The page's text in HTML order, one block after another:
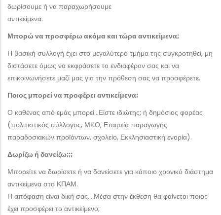
δωρίσουμε ή να παραχωρήσουμε
αντικείμενα.
Μπορώ να προσφέρω ακόμα και τώρα αντικείμενα;
Η βασική συλλογή έχει στο μεγαλύτερο τμήμα της συγκροτηθεί, μη
διστάσετε όμως να εκφράσετε το ενδιαφέρον σας και να
επικοινωνήσετε μαζί μας για την πρόθεση σας να προσφέρετε.
Ποιος μπορεί να προφέρει αντικείμενα;
Ο καθένας από εμάς μπορεί…Είστε ιδιώτης; ή δημόσιος φορέας
(πολιτιστικός σύλλογος, ΜΚΟ, Εταιρεία παραγωγής
παραδοσιακών προϊόντων, σχολείο, Εκκλησιαστική ενορία).
Δωρίζω ή δανείζω;;;
Μπορείτε να δωρίσετε ή να δανείσετε για κάποιο χρονικό διάστημα
αντικείμενα στο ΚΠΑΜ.
Η απόφαση είναι δική σας….Μέσα στην έκθεση θα φαίνεται ποιος
έχει προσφέρει το αντικείμενο;